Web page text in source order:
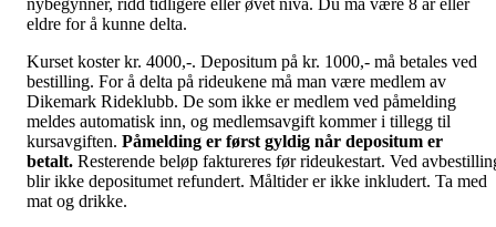
eldre for å kunne delta.
Kurset koster kr. 4000,-. Depositum på kr. 1000,- må betales ved
bestilling. For å delta på rideukene må man være medlem av
Dikemark Rideklubb. De som ikke er medlem ved påmelding
meldes automatisk inn, og medlemsavgift kommer i tillegg til
kursavgiften. Påmelding er først gyldig når depositum er
betalt. Resterende beløp faktureres før rideukestart. Ved
blir ikke depositumet refundert. Måltider er ikke inkludert. Ta med
mat og drikke.